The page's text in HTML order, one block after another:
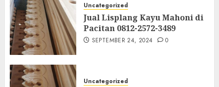
Uncategorized
Jual Lisplang Kayu Mahoni di
Pacitan 0812-2572-3489
SEPTEMBER 24, 2024 0
Uncategorized